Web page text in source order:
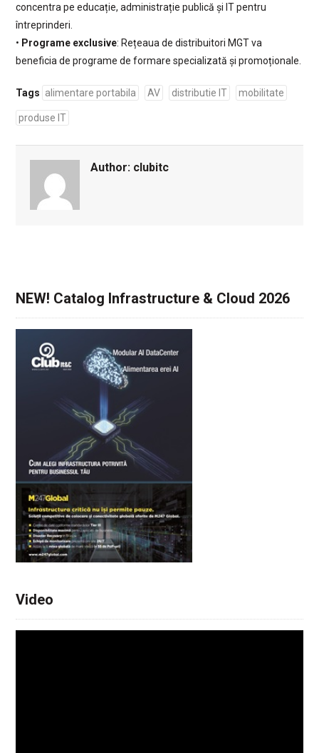
concentra pe educație, administrație publică și IT pentru
întreprinderi.
• Programe exclusive: Rețeaua de distribuitori MGT va
beneficia de programe de formare specializată și promoționale.
Tags alimentare portabila AV distributie IT mobilitate
produse IT
Author: clubitc
NEW! Catalog Infrastructure & Cloud 2026
Video